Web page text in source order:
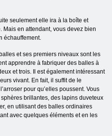
seulement elle ira à la boîte et
en attendant, vous devez bien
échauffement.
et ses premiers niveaux sont les
apprendre à fabriquer des balles à
et trois. Il est également intéressant
vivant. En fait, il suffit de le
pour qu’elles poussent. Vous
brillantes, des lapins duveteux
en utilisant des balles ordinaires
avec quelques éléments et en les